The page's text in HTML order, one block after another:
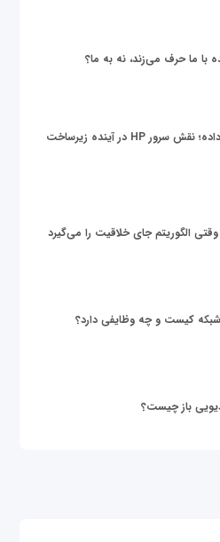
با ما حرف می‌زند، نه به ما؟
زیر پوست دنیای داده؛ نقش سرور HP در آینده زیرساخت
الگوریتم جای خلاقیت را می‌گیرد
کیست و چه وظایفی دارد؟
باز چیست؟